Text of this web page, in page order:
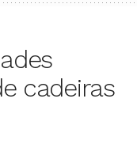
cadeiras